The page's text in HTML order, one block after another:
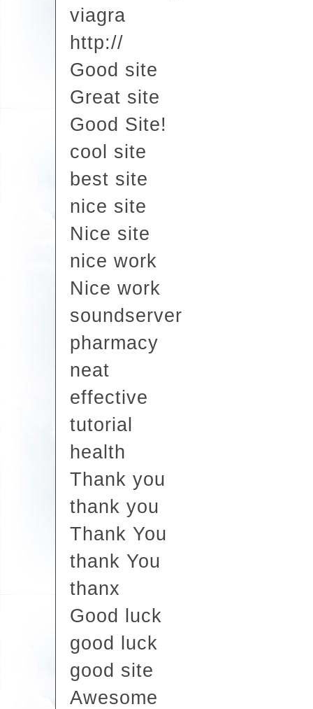
viagra
http://
Good site
Great site
Good Site!
cool site
best site
nice site
Nice site
nice work
Nice work
soundserver
pharmacy
neat
effective
tutorial
health
Thank you
thank you
Thank You
thank You
thanx
Good luck
good luck
good site
Awesome